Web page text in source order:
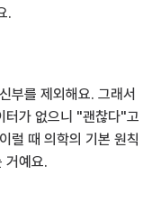
.
부를 제외해요. 그래서
터가 없으니 "괜찮다"고
럴 때 의학의 기본 원칙
거예요.